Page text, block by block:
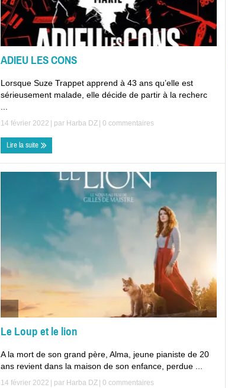
ADIEU LES CONS
Lorsque Suze Trappet apprend à 43 ans qu’elle est
sérieusement malade, elle décide de partir à la recherc
...
14 février 2022 | par Harba DZ 0 commentaires
Lire la suite
Le Loup et le lion
A la mort de son grand père, Alma, jeune pianiste de 20
ans revient dans la maison de son enfance, perdue ...
14 février 2022 | par Harba DZ | 0 commentaires